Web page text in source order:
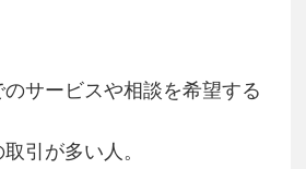
サービスや相談を希望する
引が多い人。